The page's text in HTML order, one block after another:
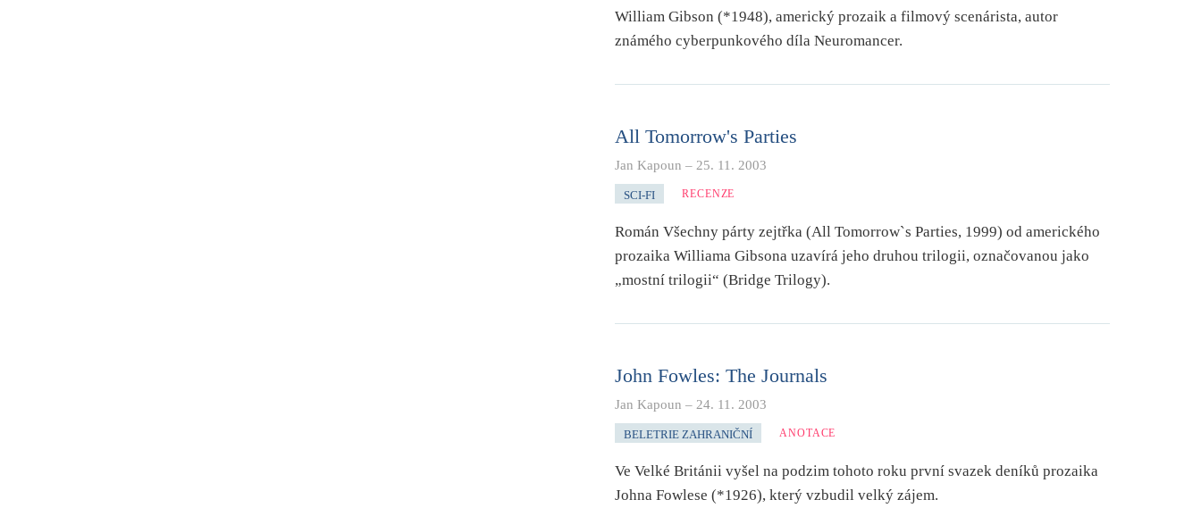
William Gibson (*1948), americký prozaik a filmový scenárista, autor
známého cyberpunkového díla Neuromancer.
All Tomorrow's Parties
Jan Kapoun – 25. 11. 2003
SCI-FI RECENZE
Román Všechny párty zejtřka (All Tomorrow`s Parties, 1999) od amerického
prozaika Williama Gibsona uzavírá jeho druhou trilogii, označovanou jako
„mostní trilogii“ (Bridge Trilogy).
John Fowles: The Journals
Jan Kapoun – 24. 11. 2003
BELETRIE ZAHRANIČNÍ ANOTACE
Ve Velké Británii vyšel na podzim tohoto roku první svazek deníků prozaika
Johna Fowlese (*1926), který vzbudil velký zájem.